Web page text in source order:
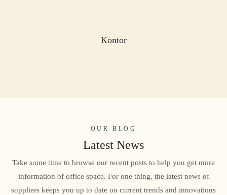
Kontor
OUR BLOG
Latest News
Take some time to browse our recent posts to help you get more
information of office space. For one thing, the latest news of
suppliers keeps you up to date on current trends and innovations